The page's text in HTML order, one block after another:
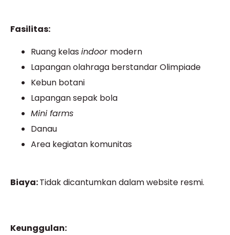
Fasilitas:
Ruang kelas indoor modern
Lapangan olahraga berstandar Olimpiade
Kebun botani
Lapangan sepak bola
Mini farms
Danau
Area kegiatan komunitas
Biaya:Tidak dicantumkan dalam website resmi.
Keunggulan: